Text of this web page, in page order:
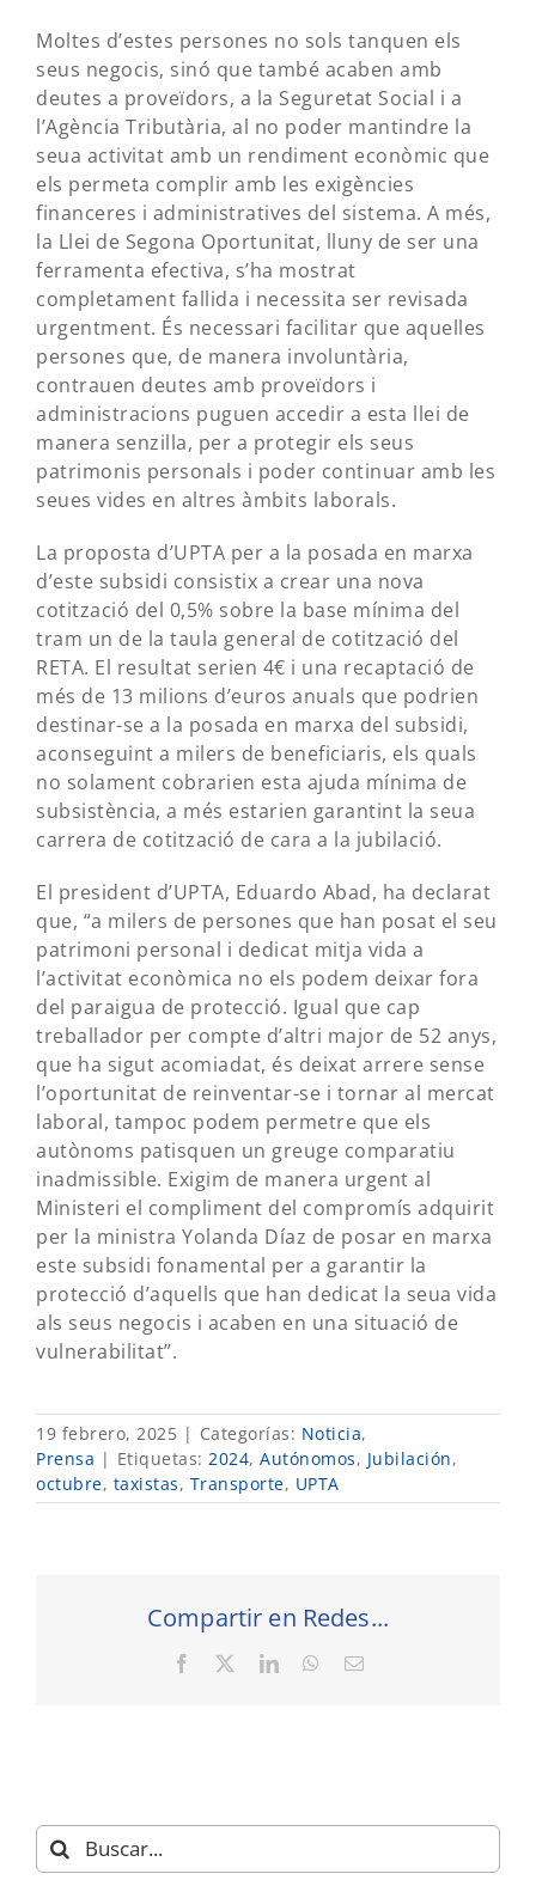
Moltes d’estes persones no sols tanquen els
seus negocis, sinó que també acaben amb
deutes a proveïdors, a la Seguretat Social i a
l’Agència Tributària, al no poder mantindre la
seua activitat amb un rendiment econòmic que
els permeta complir amb les exigències
financeres i administratives del sistema. A més,
la Llei de Segona Oportunitat, lluny de ser una
ferramenta efectiva, s’ha mostrat
completament fallida i necessita ser revisada
urgentment. És necessari facilitar que aquelles
persones que, de manera involuntària,
contrauen deutes amb proveïdors i
administracions puguen accedir a esta llei de
manera senzilla, per a protegir els seus
patrimonis personals i poder continuar amb les
seues vides en altres àmbits laborals.
La proposta d’UPTA per a la posada en marxa
d’este subsidi consistix a crear una nova
cotització del 0,5% sobre la base mínima del
tram un de la taula general de cotització del
RETA. El resultat serien 4€ i una recaptació de
més de 13 milions d’euros anuals que podrien
destinar-se a la posada en marxa del subsidi,
aconseguint a milers de beneficiaris, els quals
no solament cobrarien esta ajuda mínima de
subsistència, a més estarien garantint la seua
carrera de cotització de cara a la jubilació.
El president d’UPTA, Eduardo Abad, ha declarat
que, “a milers de persones que han posat el seu
patrimoni personal i dedicat mitja vida a
l’activitat econòmica no els podem deixar fora
del paraigua de protecció. Igual que cap
treballador per compte d’altri major de 52 anys,
que ha sigut acomiadat, és deixat arrere sense
l’oportunitat de reinventar-se i tornar al mercat
laboral, tampoc podem permetre que els
autònoms patisquen un greuge comparatiu
inadmissible. Exigim de manera urgent al
Ministeri el compliment del compromís adquirit
per la ministra Yolanda Díaz de posar en marxa
este subsidi fonamental per a garantir la
protecció d’aquells que han dedicat la seua vida
als seus negocis i acaben en una situació de
vulnerabilitat”.
19 febrero, 2025 | Categorías: Noticia,
Prensa | Etiquetas: 2024, Autónomos, Jubilación,
octubre, taxistas, Transporte, UPTA
Compartir en Redes...
Facebook LinkedInWhatsApp
Correo
Buscar: